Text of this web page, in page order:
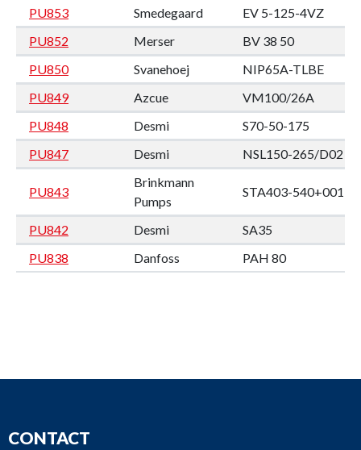
PU853
Smedegaard
EV 5-125-4VZ
PU852
Merser
BV 38 50
PU850
Svanehoej
NIP65A-TLBE
PU849
Azcue
VM100/26A
PU848
Desmi
S70-50-175
PU847
Desmi NSL150-265/D02
PU843
Brinkmann
Pumps
STA403-540+001
PU842 Desmi
SA35
PU838
Danfoss
PAH 80
Behrens
PU834
CONTACT